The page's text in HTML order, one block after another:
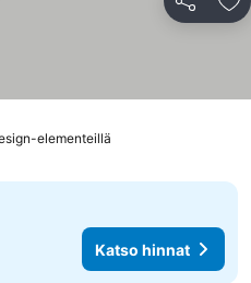
Jaa
elementeillä
Katso hinnat